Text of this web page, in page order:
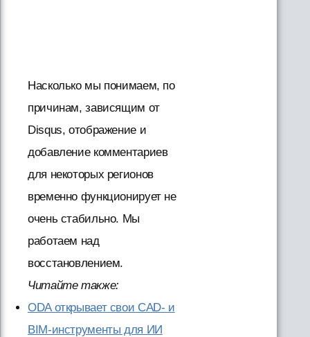
Насколько мы понимаем, по
причинам, зависящим от
Disqus, отображение и
добавление комментариев
для некоторых регионов
временно функционирует не
очень стабильно. Мы
работаем над
восстановлением.
Читайте также:
ODA открывает свои CAD- и
BIM-инструменты для ИИ